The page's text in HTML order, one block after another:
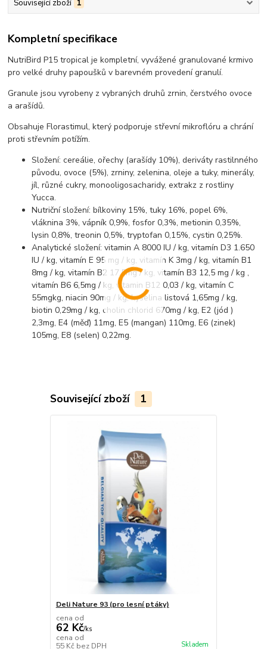
Související zboží 1
Kompletní specifikace
NutriBird P15 tropical je kompletní, vyvážené granulované krmivo
pro velké druhy papoušků v barevném provedení granulí.
Granule jsou vyrobeny z vybraných druhů zrnin, čerstvého ovoce
a arašídů.
Obsahuje Florastimul, který podporuje střevní mikroflóru a chrání
proti střevním potížím.
Složení: cereálie, ořechy (arašídy 10%), deriváty rastilnného
původu, ovoce (5%), zrniny, zelenina, oleje a tuky, minerály,
jíl, různé cukry, monooligosacharidy, extrakz z rostliny
Yucca.
Nutriční složení: bílkoviny 15%, tuky 16%, popel 6%,
vláknina 3%, vápník 0,9%, fosfor 0,3%, metionin 0,35%,
lysin 0,8%, treonin 0,5%, tryptofan 0,15%, cystin 0,25%.
Analytické složení: vitamin A 8000 IU / kg, vitamín D3 1.650
IU / kg, vitamín E 95 mg / kg, vitamín K 3mg / kg, vitamín B1
8mg / kg, vitamín B2 17,5mg / kg, vitamín B3 12,5 mg / kg ,
vitamín B6 6,5mg / kg, vitamin B12 0,03 / kg, vitamín C
55mgkg, niacin 90mg / kg, kyselina listová 1,65mg / kg,
biotin 0,29mg / kg, cholin chlorid 670mg / kg, E2 (jód )
2,3mg, E4 (měď) 11mg, E5 (mangan) 110mg, E6 (zinek)
105mg, E8 (selen) 0,22mg.
Související zboží 1
Deli Nature 93 (pro lesní ptáky)
cena od
62 Kč/ks
cena od
55 Kč bez DPH Skladem